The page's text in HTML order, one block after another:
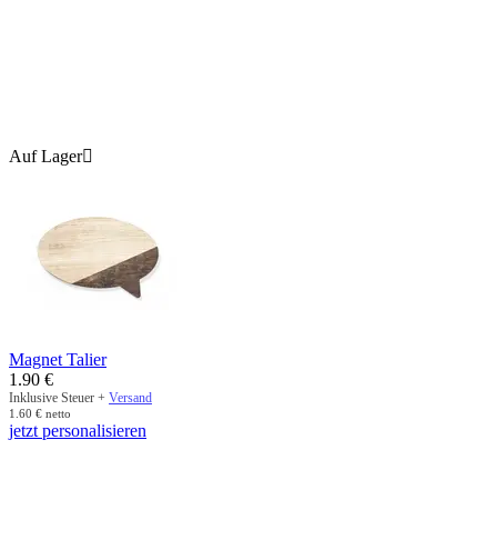
Auf Lager
Magnet Talier
1.90 €
Inklusive Steuer + Versand
1.60 € netto
jetzt personalisieren